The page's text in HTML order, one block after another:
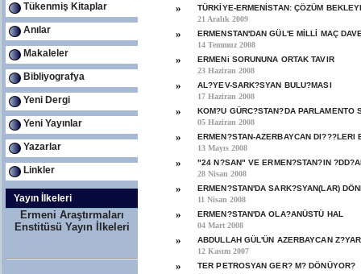
Tükenmiş Kitaplar
Anılar
Makaleler
Bibliyografya
Yeni Dergi
Yeni Yayınlar
Yazarlar
Linkler
Yayın İlkeleri
Ermeni Araştırmaları
Enstitüsü Yayın İlkeleri
»
TÜRKİYE-ERMENİSTAN: ÇÖZÜM
21 Aralık 2009
»
ERMENSTAN'DAN GÜL'E MİLLİ MAÇ
14 Temmuz 2008
»
ERMENi SORUNUNA ORTAK TAVIR
23 Haziran 2008
»
AL?YEV-SARK?SYAN BULU?MASI
17 Haziran 2008
»
KOM?U GÜRC?STAN?DA PARLAMENTO
05 Haziran 2008
»
ERMEN?STAN-AZERBAYCAN
13 Mayıs 2008
»
"24 N?SAN" VE ERMEN?STAN?IN
28 Nisan 2008
»
ERMEN?STAN'DA SARK?SYAN(LAR)
11 Nisan 2008
»
ERMEN?STAN'DA OLA?ANÜSTÜ HAL
04 Mart 2008
»
ABDULLAH GÜL'ÜN AZERBAYCAN
12 Kasım 2007
»
TER PETROSYAN GER? M? DÖNÜYOR?